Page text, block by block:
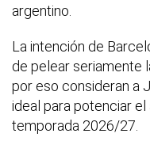
argentino.
La intención de
de pelear seriamente
por eso consideran a
ideal para potenciar
temporada 2026/27.